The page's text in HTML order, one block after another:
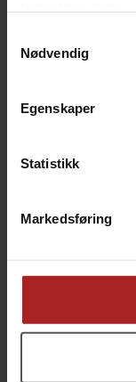
Nødvendig
Egenskaper
Statistikk
Markedsføring
899,-